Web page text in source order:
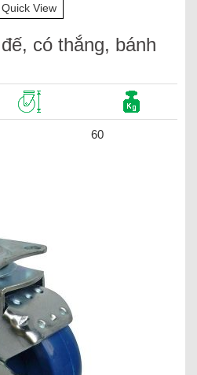
Quick View
có thắng, bánh
60